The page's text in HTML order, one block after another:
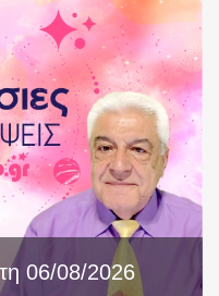
06/08/2026